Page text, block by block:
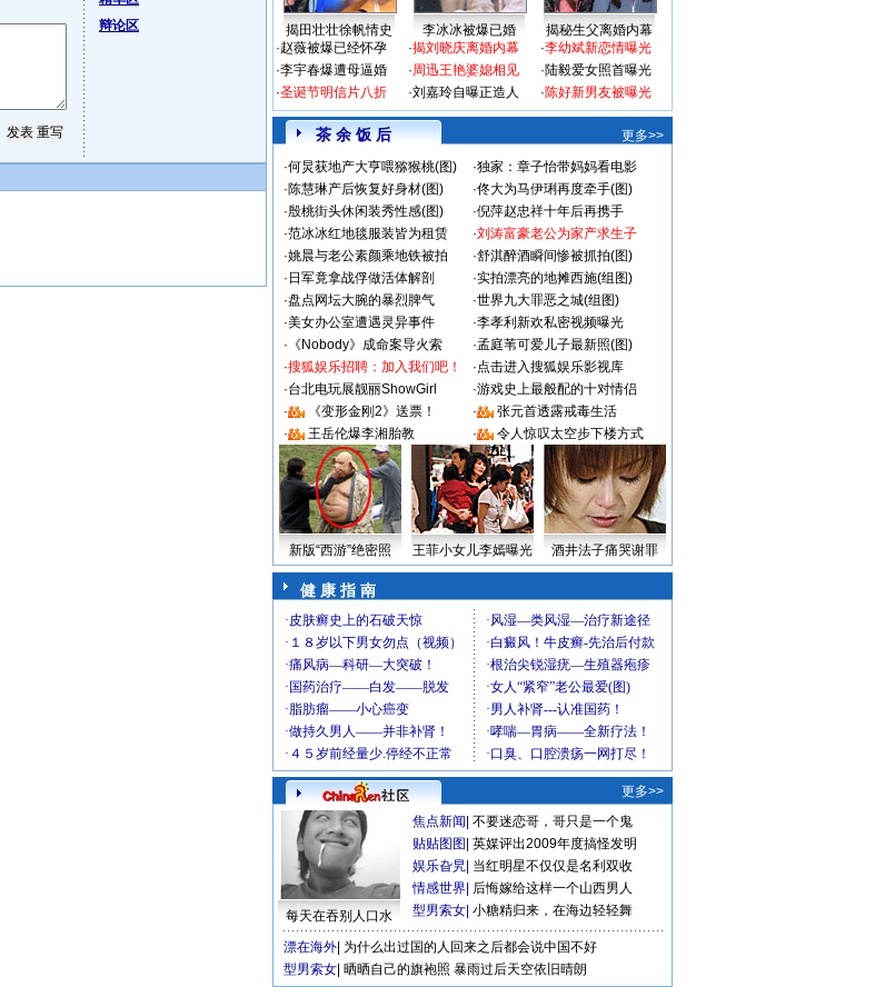
辩论区
揭田壮壮徐帆情史 李冰冰被爆已婚
揭秘生父离婚内幕
·赵薇被爆已经怀孕
·李宇春爆遭母逼婚
·圣诞节明信片八折
·揭刘晓庆离婚内幕
·周迅王艳婆媳相见
·刘嘉玲自曝正造人
·李幼斌新恋情曝光
·陆毅爱女照首曝光
·陈好新男友被曝光
茶 余 饭 后
更多>>
·何炅获地产大亨喂猕猴桃(图) ·独家：章子怡带妈妈看电影
·陈慧琳产后恢复好身材(图) ·佟大为马伊琍再度牵手(图)
·殷桃街头休闲装秀性感(图) ·倪萍赵忠祥十年后再携手
·范冰冰红地毯服装皆为租赁 ·刘涛富豪老公为家产求生子
·姚晨与老公素颜乘地铁被拍 ·舒淇醉酒瞬间惨被抓拍(图)
· 日军竟拿战俘做活体解剖 ·实拍漂亮的地摊西施(组图)
·盘点网坛大腕的暴烈脾气 ·世界九大罪恶之城(组图)
·美女办公室遭遇灵异事件 ·李孝利新欢私密视频曝光
· 《Nobody》成命案导火索 ·孟庭苇可爱儿子最新照(图)
·搜狐娱乐招聘：加入我们吧！ ·点击进入搜狐娱乐影视库
·台北电玩展靓丽ShowGirl ·游戏史上最般配的十对情侣
·
《变形金刚2》送票！ ·
张元首透露戒毒生活
·
王岳伦爆李湘胎教 · 令人惊叹太空步下楼方式
新版“西游”绝密照 王菲小女儿李嫣曝光 酒井法子痛哭谢罪
健 康 指 南
更多>>
每天在吞别人口水
焦点新闻 不要迷恋哥，哥只是一个鬼
贴贴图图 英媒评出2009年度搞怪发明
娱乐旮旯 当红明星不仅仅是名利双收
情感世界 后悔嫁给这样一个山西男人
型男索女 小糖精归来，在海边轻轻舞
漂在海外 为什么出过国的人回来之后都会说中国不好
型男索女 晒晒自己的旗袍照 暴雨过后天空依旧晴朗